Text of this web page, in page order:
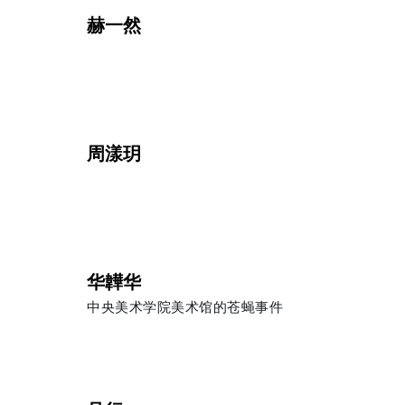
赫一然
周漾玥
华韡华
中央美术学院美术馆的苍蝇事件